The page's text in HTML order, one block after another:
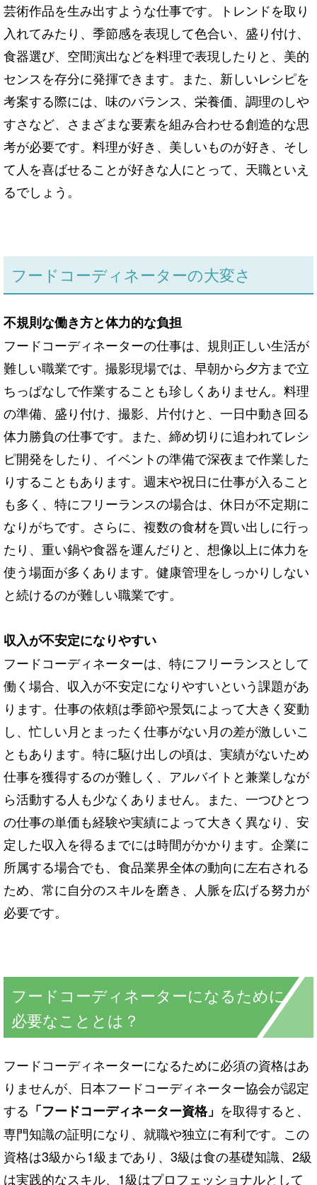
芸術作品を生み出すような仕事です。トレンドを取り
入れてみたり、季節感を表現して色合い、盛り付け、
食器選び、空間演出などを料理で表現したりと、美的
センスを存分に発揮できます。また、新しいレシピを
考案する際には、味のバランス、栄養価、調理のしや
すさなど、さまざまな要素を組み合わせる創造的な思
考が必要です。料理が好き、美しいものが好き、そし
て人を喜ばせることが好きな人にとって、天職といえ
るでしょう。
フードコーディネーターの大変さ
不規則な働き方と体力的な負担
フードコーディネーターの仕事は、規則正しい生活が
難しい職業です。撮影現場では、早朝から夕方まで立
ちっぱなしで作業することも珍しくありません。料理
の準備、盛り付け、撮影、片付けと、一日中動き回る
体力勝負の仕事です。また、締め切りに追われてレシ
ピ開発をしたり、イベントの準備で深夜まで作業した
りすることもあります。週末や祝日に仕事が入ること
も多く、特にフリーランスの場合は、休日が不定期に
なりがちです。さらに、複数の食材を買い出しに行っ
たり、重い鍋や食器を運んだりと、想像以上に体力を
使う場面が多くあります。健康管理をしっかりしない
と続けるのが難しい職業です。
収入が不安定になりやすい
フードコーディネーターは、特にフリーランスとして
働く場合、収入が不安定になりやすいという課題があ
ります。仕事の依頼は季節や景気によって大きく変動
し、忙しい月とまったく仕事がない月の差が激しいこ
ともあります。特に駆け出しの頃は、実績がないため
仕事を獲得するのが難しく、アルバイトと兼業しなが
ら活動する人も少なくありません。また、一つひとつ
の仕事の単価も経験や実績によって大きく異なり、安
定した収入を得るまでには時間がかかります。企業に
所属する場合でも、食品業界全体の動向に左右される
ため、常に自分のスキルを磨き、人脈を広げる努力が
必要です。
フードコーディネーターになるために
必要なこととは？
フードコーディネーターになるために必須の資格はあ
りませんが、日本フードコーディネーター協会が認定
する 「フードコーディネーター資格」 を取得すると、
専門知識の証明になり、就職や独立に有利です。この
資格は3級から1級まであり、3級は食の基礎知識、2級
は実践的なスキル、1級はプロフェッショナルとして